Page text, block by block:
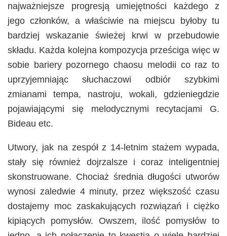
najważniejsze progresją umiejętności każdego z
jego członków, a właściwie na miejscu byłoby tu
bardziej wskazanie świeżej krwi w przebudowie
składu. Każda kolejna kompozycja prześciga więc w
sobie bariery pozornego chaosu melodii co raz to
uprzyjemniając słuchaczowi odbiór szybkimi
zmianami tempa, nastroju, wokali, gdzieniegdzie
pojawiającymi się melodycznymi recytacjami G.
Bideau etc.
Utwory, jak na zespół z 14-letnim stażem wypada,
stały się również dojrzalsze i coraz inteligentniej
skonstruowane. Chociaż średnia długości utworów
wynosi zaledwie 4 minuty, przez większość czasu
dostajemy moc zaskakujących rozwiązań i ciężko
kipiących pomysłów. Owszem, ilość pomysłów to